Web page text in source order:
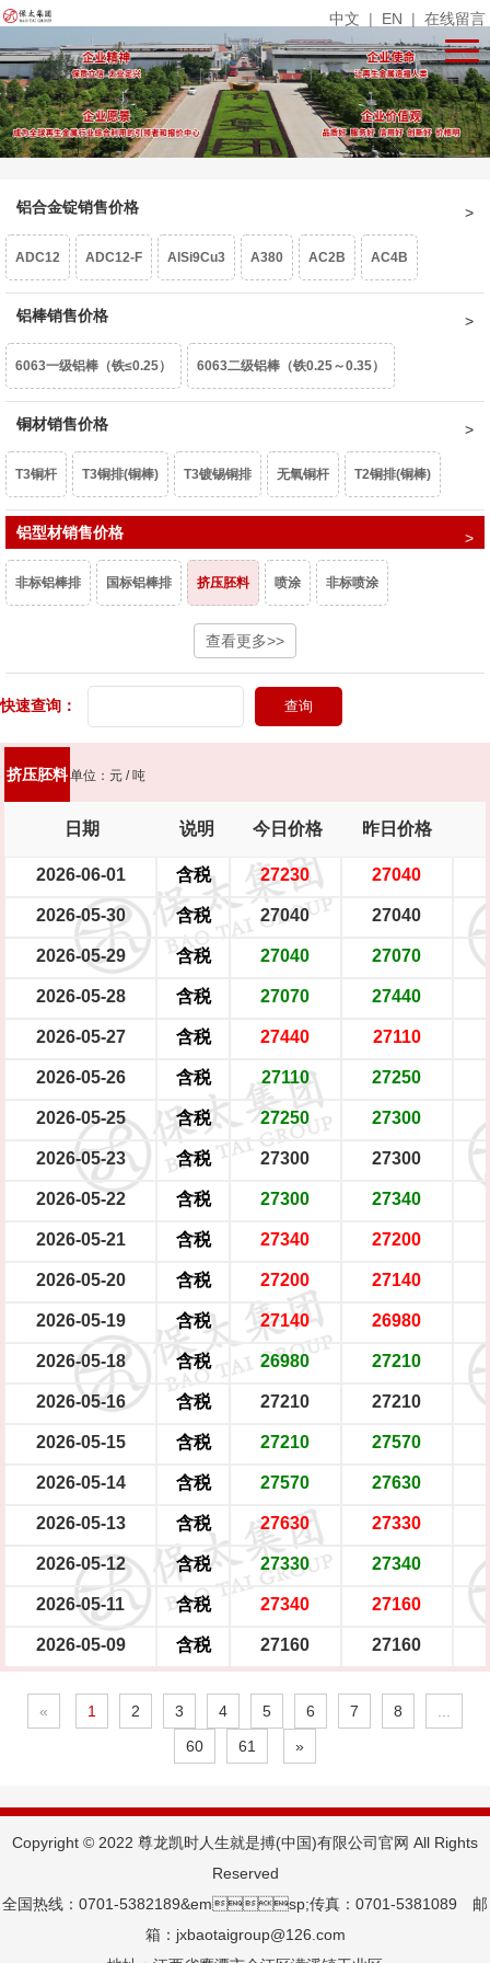
中文 | EN | 在线留言
铝合金锭销售价格
ADC12 ADC12-F AlSi9Cu3 A380 AC2B AC4B
压铸铝
铝棒销售价格
6063一级铝棒（铁≤0.25） 6063二级铝棒（铁0.25～0.35）
6061-F（铁>0.35）
6061铝棒（铁0.35～0.5） 6463铝棒 6082铝棒
铜材销售价格
T3铜杆 T3铜排(铜棒) T3镀锡铜排 无氧铜杆 T2铜排(铜棒)
T2镀锡铜排 异型铜排
二级阳极磷铜球 母线排（宽≤130mm） 母线排（宽＞130mm）
镀锡母线排（宽＞130mm）
铜板坯料（宽630mm,厚18mm,不含运费） 铜板 （厚≥6mm）
铜带（厚0.1～0.4mm） 黄铜棒HPb59-1国标 黄铜棒HPb59-1企标
黄铜棒Hpb57-3 黄铜棒HPb56-4 黄铜棒Hpb55-4 黄铜棒Hpb54-4
六角空管
铝型材销售价格
非标铝棒排 国标铝棒排 挤压胚料 喷涂 非标喷涂
金黄电泳 紫铜电泳
穿条门窗
查看更多>>
快速查询：
挤压胚料单位：元 / 吨
日期 说明 今日价格 昨日价格
2026-06-01 含税 27230 27040
2026-05-30 含税 27040 27040
2026-05-29 含税 27040 27070
2026-05-28 含税 27070 27440
2026-05-27 含税 27440 27110
2026-05-26 含税 27110 27250
2026-05-25 含税 27250 27300
2026-05-23 含税 27300 27300
2026-05-22 含税 27300 27340
2026-05-21 含税 27340 27200
2026-05-20 含税 27200 27140
2026-05-19 含税 27140 26980
2026-05-18 含税 26980 27210
2026-05-16 含税 27210 27210
2026-05-15 含税 27210 27570
2026-05-14 含税 27570 27630
2026-05-13 含税 27630 27330
2026-05-12 含税 27330 27340
2026-05-11 含税 27340 27160
2026-05-09 含税 27160 27160
« 1 2 3 4 5 6 7 8
60
61 »
Copyright © 2022 尊龙凯时人生就是搏(中国)有限公司官网 All Rights
Reserved
全国热线：0701-5382189&emsp;传真：0701-5381089 邮
箱：jxbaotaigroup@126.com